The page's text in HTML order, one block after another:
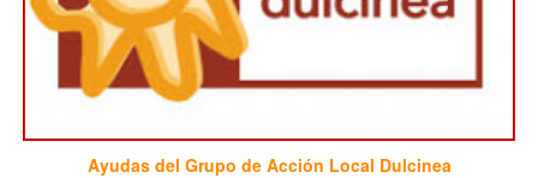
Ayudas del Grupo de Acción Local Dulcinea